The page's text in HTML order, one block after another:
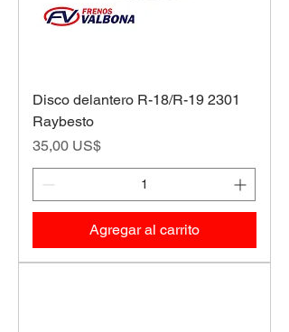
Disco delantero R-18/R-19 2301
Raybesto
Precio
35,00 US$
Agregar al carrito